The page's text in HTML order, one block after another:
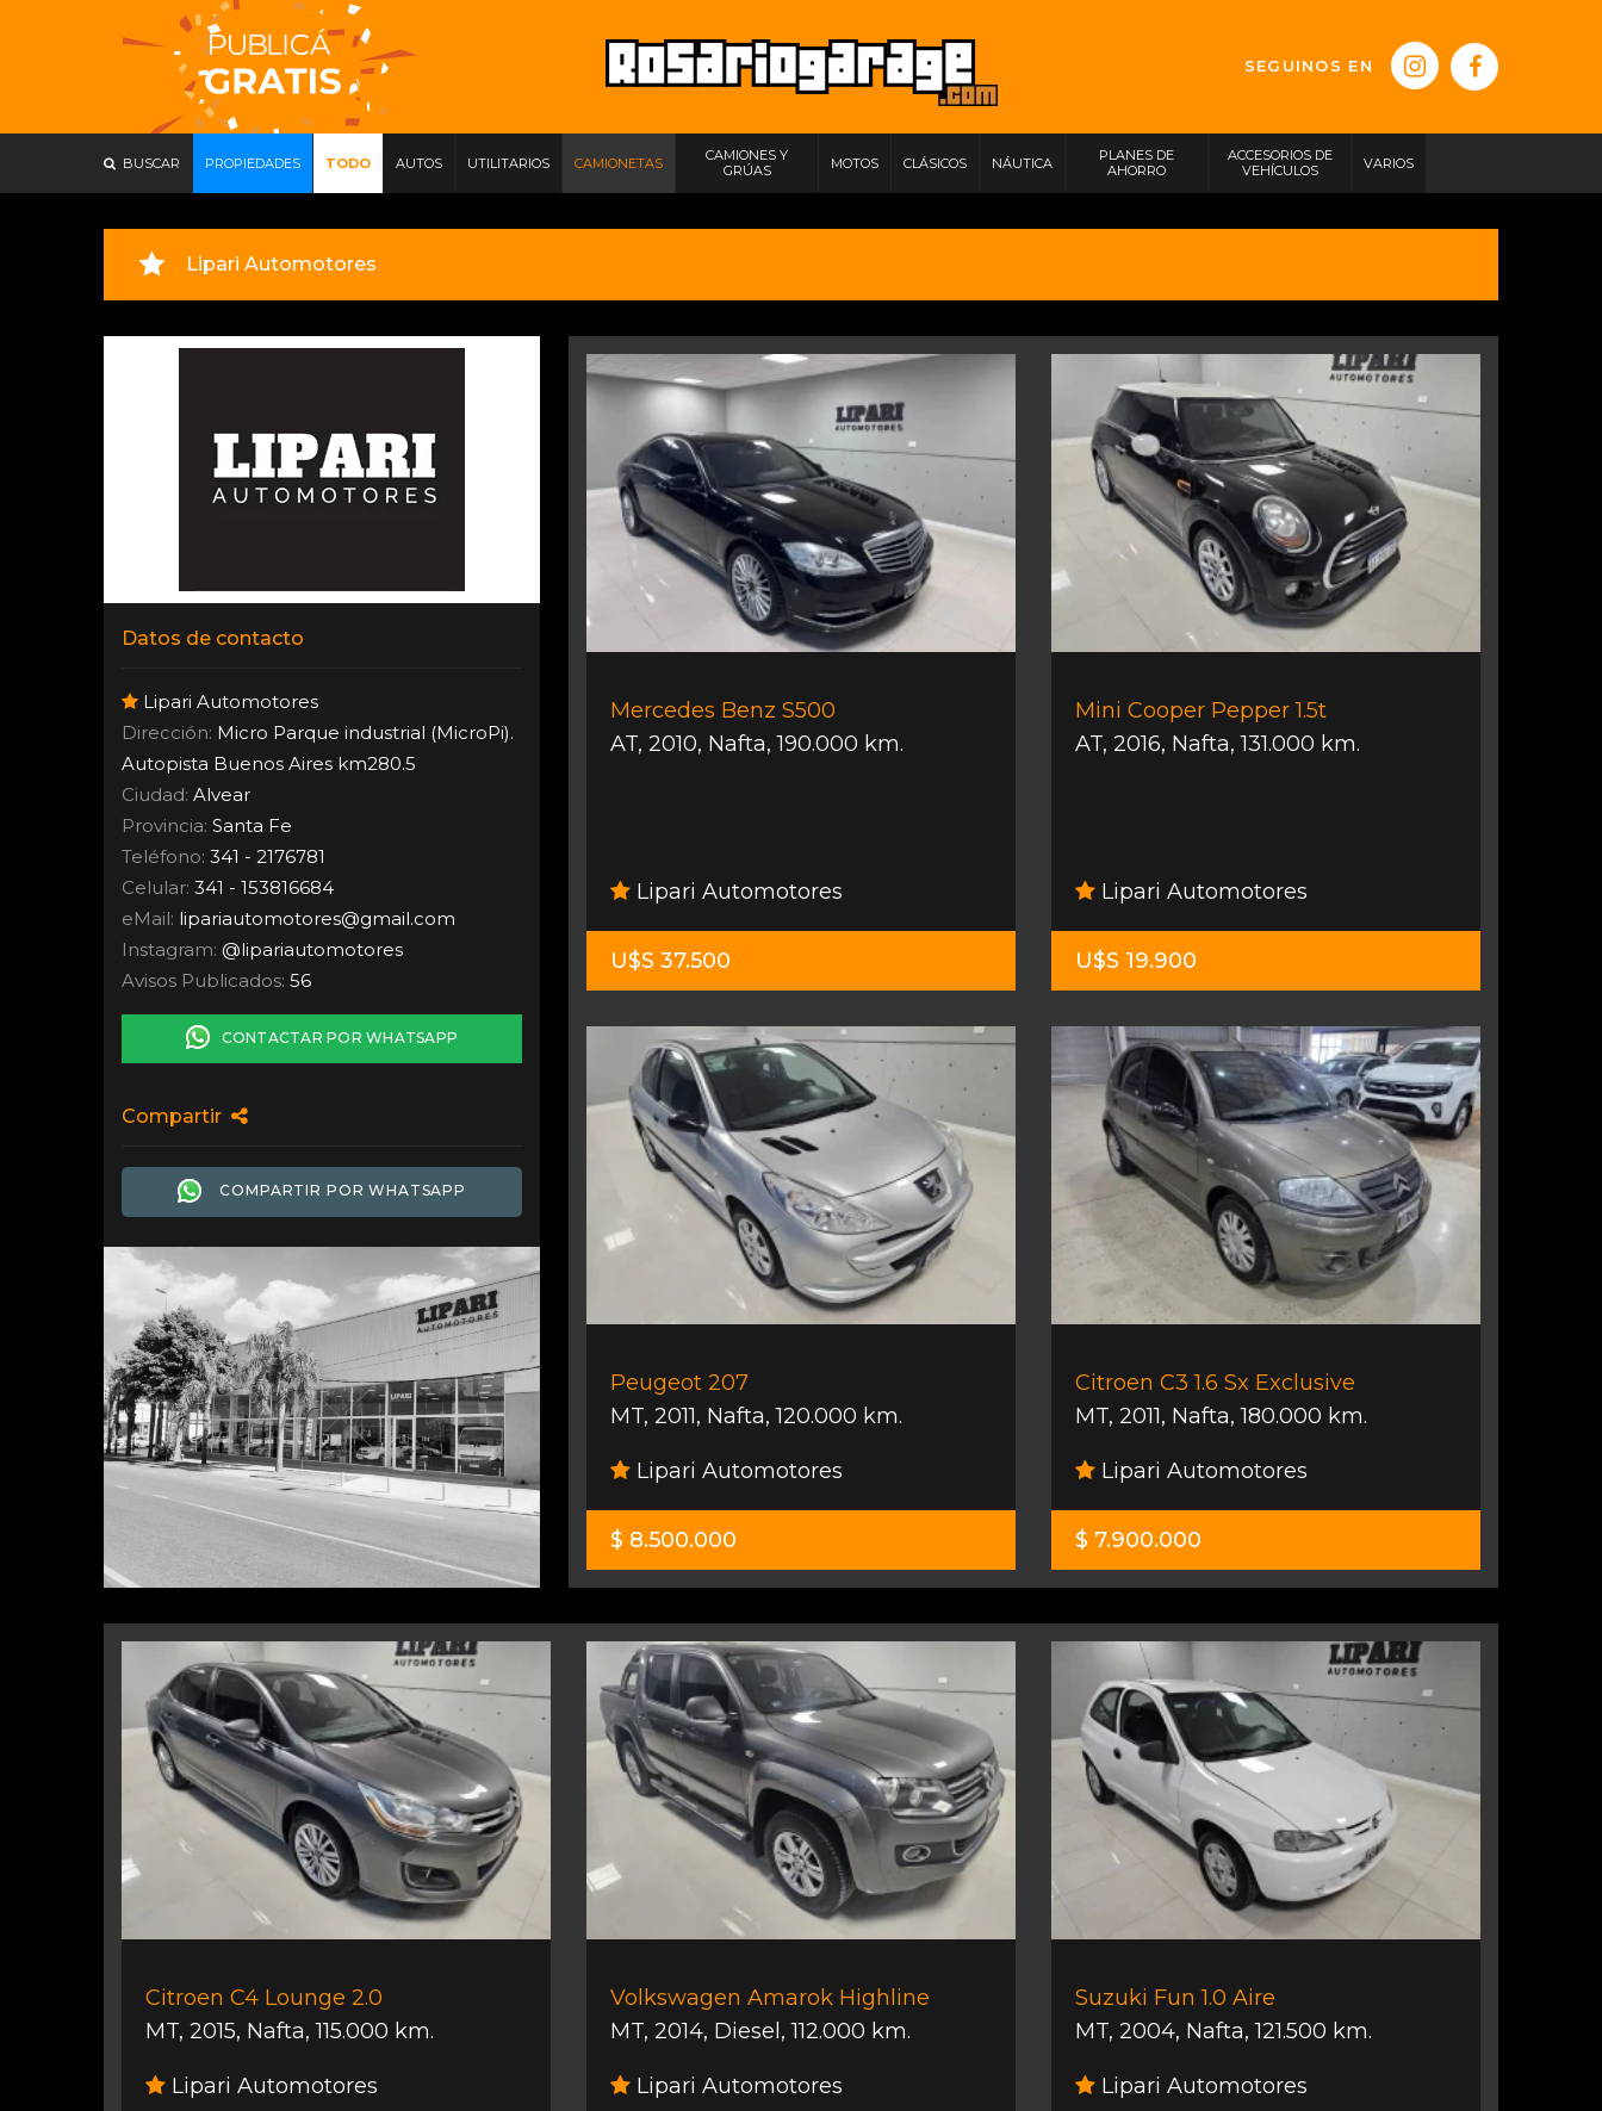
SEGUINOS EN
BUSCAR PROPIEDADES TODO AUTOS UTILITARIOS CAMIONETAS
CAMIONES Y
GRÚAS
MOTOS CLÁSICOS NÁUTICA
PLANES DE
AHORRO
ACCESORIOS DE
VEHÍCULOS
VARIOS
Lipari Automotores
Datos de contacto
Lipari Automotores
Dirección: Micro Parque industrial (MicroPi).
Autopista Buenos Aires km280.5
Ciudad: Alvear
Provincia: Santa Fe
Teléfono: 341 - 2176781
Celular: 341 - 153816684
eMail: lipariautomotores@gmail.com
Instagram: @lipariautomotores
Avisos Publicados: 56
CONTACTAR POR WHATSAPP
Compartir
COMPARTIR POR WHATSAPP
Mercedes Benz S500
AT, 2010, Nafta,190.000 km.
Lipari Automotores
U$S 37.500
Mini Cooper Pepper 1.5t
AT, 2016, Nafta,131.000 km.
Lipari Automotores
U$S 19.900
Peugeot 207
MT, 2011, Nafta,120.000 km.
Lipari Automotores
$ 8.500.000
Citroen C3 1.6 Sx Exclusive
MT, 2011, Nafta,180.000 km.
Lipari Automotores
$ 7.900.000
Citroen C4 Lounge 2.0
MT, 2015, Nafta,115.000 km.
Lipari Automotores
Volkswagen Amarok Highline
MT, 2014, Diesel ,112.000 km.
Lipari Automotores
Suzuki Fun 1.0 Aire
MT, 2004, Nafta,121.500 km.
Lipari Automotores